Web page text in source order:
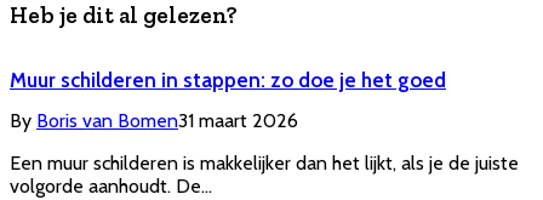
Heb je dit al gelezen?
Muur schilderen in stappen: zo doe je het goed
By Boris van Bomen31 maart 2026
Een muur schilderen is makkelijker dan het lijkt, als je de juiste
volgorde aanhoudt. De…